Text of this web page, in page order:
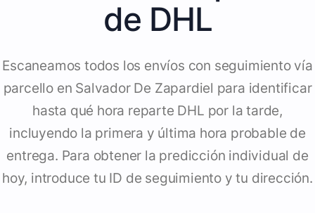
de DHL
Escaneamos todos los envíos con seguimiento vía
parcello en Salvador De Zapardiel para identificar
hasta qué hora reparte DHL por la tarde,
incluyendo la primera y última hora probable de
entrega. Para obtener la predicción individual de
hoy, introduce tu ID de seguimiento y tu dirección.